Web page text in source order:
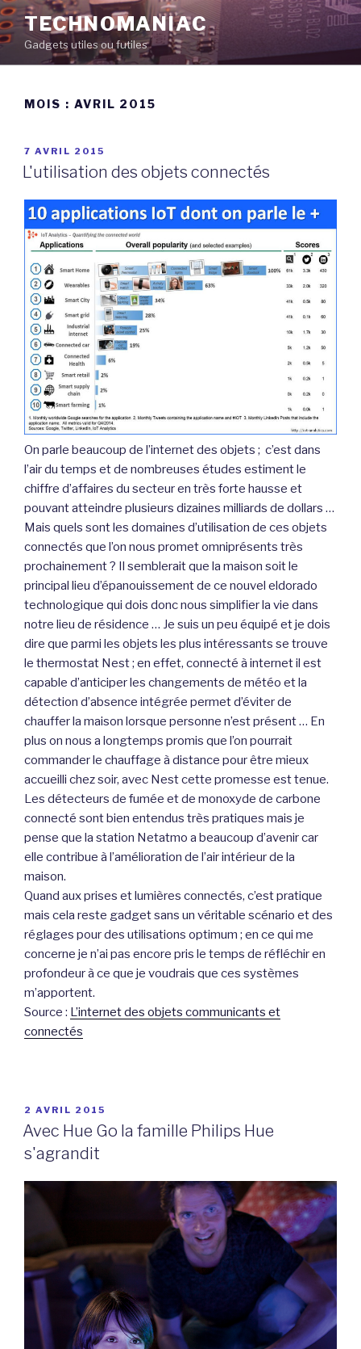
Aller
au
contenu
principal
TECHNOMANIAC
Gadgets utiles ou futiles
MOIS : AVRIL 2015
PUBLIÉ
LE
7 AVRIL 2015
L'utilisation des objets connectés
On parle beaucoup de l’internet des objets ; c’est dans
l’air du temps et de nombreuses études estiment le
chiffre d’affaires du secteur en très forte hausse et
pouvant atteindre plusieurs dizaines milliards de dollars …
Mais quels sont les domaines d’utilisation de ces objets
connectés que l’on nous promet omniprésents très
prochainement ? Il semblerait que la maison soit le
principal lieu d’épanouissement de ce nouvel eldorado
technologique qui dois donc nous simplifier la vie dans
notre lieu de résidence … Je suis un peu équipé et je dois
dire que parmi les objets les plus intéressants se trouve
le thermostat Nest ; en effet, connecté à internet il est
capable d’anticiper les changements de météo et la
détection d’absence intégrée permet d’éviter de
chauffer la maison lorsque personne n’est présent … En
plus on nous a longtemps promis que l’on pourrait
commander le chauffage à distance pour être mieux
accueilli chez soir, avec Nest cette promesse est tenue.
Les détecteurs de fumée et de monoxyde de carbone
connecté sont bien entendus très pratiques mais je
pense que la station Netatmo a beaucoup d’avenir car
elle contribue à l’amélioration de l’air intérieur de la
maison.
Quand aux prises et lumières connectés, c’est pratique
mais cela reste gadget sans un véritable scénario et des
réglages pour des utilisations optimum ; en ce qui me
concerne je n’ai pas encore pris le temps de réfléchir en
profondeur à ce que je voudrais que ces systèmes
m’apportent.
Source : L’internet des objets communicants et
connectés
PUBLIÉ
LE
2 AVRIL 2015
Avec Hue Go la famille Philips Hue
s'agrandit